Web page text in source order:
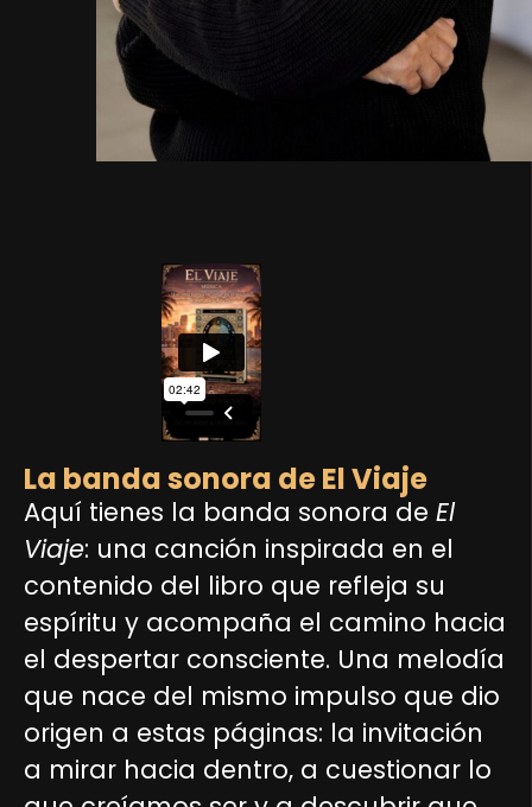
La banda sonora de El Viaje
Aquí tienes la banda sonora de El
Viaje: una canción inspirada en el
contenido del libro que refleja su
espíritu y acompaña el camino hacia
el despertar consciente. Una melodía
que nace del mismo impulso que dio
origen a estas páginas: la invitación
a mirar hacia dentro, a cuestionar lo